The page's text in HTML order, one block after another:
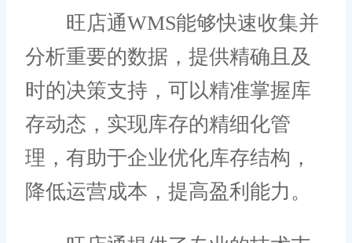
旺店通WMS能够快速收集并
分析重要的数据，提供精确且及
时的决策支持，可以精准掌握库
存动态，实现库存的精细化管
理，有助于企业优化库存结构，
降低运营成本，提高盈利能力。